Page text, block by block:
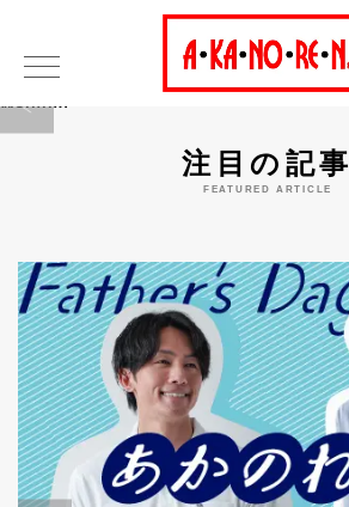
Warning
注目の記事
FEATURED ARTICLE